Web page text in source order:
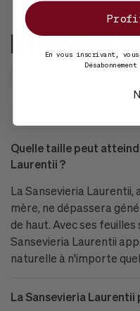
LES QUESTIONS
Quelle taille peut
Laurentii ?
La Sansevieria Laurentii,
mère, ne dépassera
de haut. Avec ses
Sansevieria Laurentii
naturelle à n'importe
La Sansevieria
En vous inscrivant,